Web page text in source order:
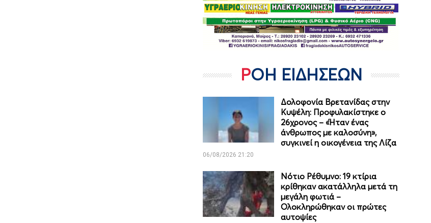
ΡΟΗ ΕΙΔΗΣΕΩΝ
Δολοφονία Βρετανίδας στην
Κυψέλη: Προφυλακίστηκε ο
26χρονος – «Ήταν ένας
άνθρωπος με καλοσύνη»,
συγκινεί η οικογένεια της Λίζα
06/08/2026 21:20
Νότιο Ρέθυμνο: 19 κτίρια
κρίθηκαν ακατάλληλα μετά τη
μεγάλη φωτιά –
Ολοκληρώθηκαν οι πρώτες
αυτοψίες